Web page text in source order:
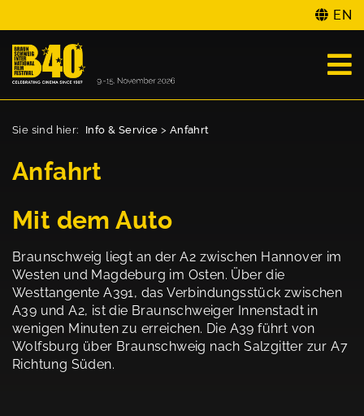
EN
Sie sind hier: Info & Service > Anfahrt
Anfahrt
Mit dem Auto
Braunschweig liegt an der A2 zwischen Hannover im
Westen und Magdeburg im Osten. Über die
Westtangente A391, das Verbindungsstück zwischen
A39 und A2, ist die Braunschweiger Innenstadt in
wenigen Minuten zu erreichen. Die A39 führt von
Wolfsburg über Braunschweig nach Salzgitter zur A7
Richtung Süden.